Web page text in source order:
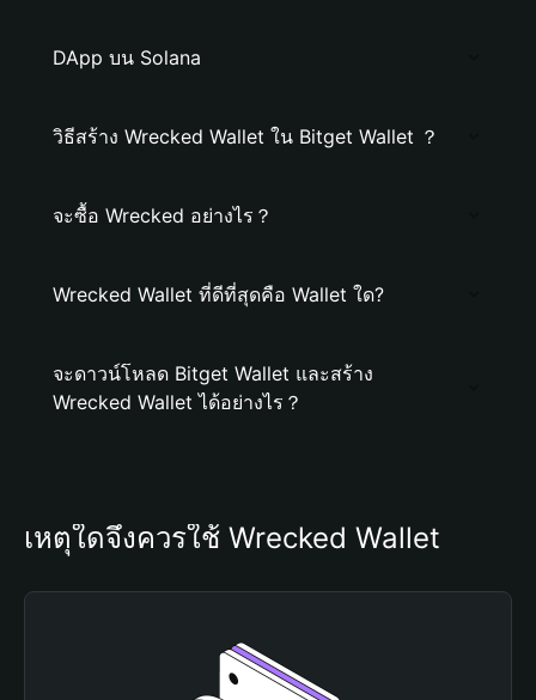
DApp บน Solana
วิธีสร้าง Wrecked Wallet ใน Bitget Wallet ？
จะซื้อ Wrecked อย่างไร？
Wrecked Wallet ที่ดีที่สุดคือ Wallet ใด?
จะดาวน์โหลด Bitget Wallet และสร้าง
Wrecked Wallet ได้อย่างไร？
เหตุใดจึงควรใช้ Wrecked Wallet